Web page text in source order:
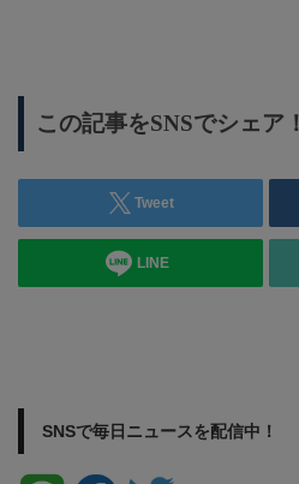
この記事をSNSでシェア！
Tweet
LINE
SNSで毎日ニュースを配信中！